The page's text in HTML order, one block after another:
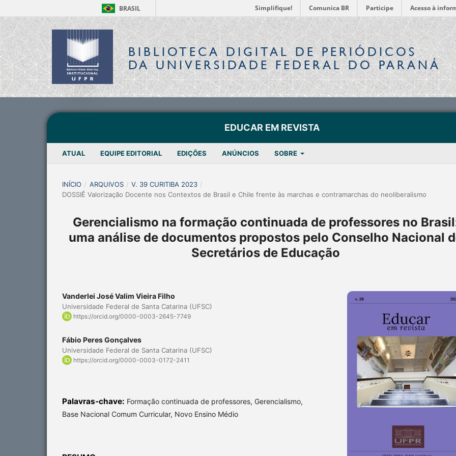
BRASIL Simplifique! Comunica BR Participe Acesso à
BIBLIOTECA DIGITALDE PERIÓDICOS
DA UNIVERSIDADE FEDERAL DO PARANÁ
EDUCAR EM REVISTA
ATUAL EQUIPE EDITORIAL EDIÇÕES ANÚNCIOS SOBRE
INÍCIO / ARQUIVOS / V. 39 CURITIBA 2023 /
DOSSIÊ Valorização Docente nos Contextos de Brasil e Chile frente às marchas e contramarchas do neoliberalismo
Gerencialismo na formação continuada de professores no
uma análise de documentos propostos pelo Conselho Nacional
Secretários de Educação
Vanderlei José Valim Vieira Filho
Universidade Federal de Santa Catarina (UFSC)
https://orcid.org/0000-0003-2645-7749
Fábio Peres Gonçalves
Universidade Federal de Santa Catarina (UFSC)
https://orcid.org/0000-0003-0172-2411
Palavras-chave: Formação continuada de professores, Gerencialismo,
Base Nacional Comum Curricular, Novo Ensino Médio